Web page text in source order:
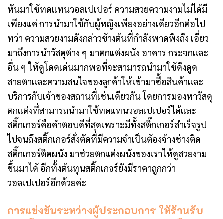
หันมาใช้ทดแทนวอลเปเปอร์ ความสวยความงามไม่ได้มี
เพียงแค่ การนำมาใช้กับผู้หญิงเพียงอย่างเดียวอีกต่อไป
ทว่า ความสวยงามดังกล่าวข้างต้นที่กำลังพาดพิงถึง เอี่ยว
มาถึงการนำวัสดุต่าง ๆ มาตกแต่งผนัง อาคาร กระจกและ
อื่น ๆ ให้ดูโดดเด่นมากพอที่จะสามารถนำมาใช้ดึงดูด
สายตาและความสนใจของลูกค้าให้เข้ามาซื้อสินค้าและ
บริการกับเจ้าของสถานที่เช่นเดียวกัน โดยการมองหาวัสดุ
ตกแต่งที่สามารถนำมาใช้ทดแทนวอลเปเปอร์ได้และ
สติ๊กเกอร์คือคำตอบดีที่สุดเพราะมีทั้งสติ๊กเกอร์สำเร็จรูป
ไปจนถึงสติ๊กเกอร์สั่งตัดที่มีความจำเป็นต้องจ้างช่างติด
สติ๊กเกอร์ติดผนัง มาช่วยตกแต่งผนังของเราให้ดูสวยงาม
ขึ้นมาได้ อีกทั้งต้นทุนสติ๊กเกอร์ยังมีราคาถูกกว่า
วอลเปเปอร์อีกด้วยค่ะ
การแข่งขันระหว่างผู้ประกอบการ ให้ร้านรับ